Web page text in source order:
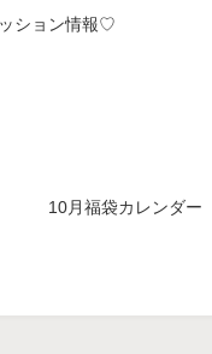
ション情報♡
10月福袋カレンダー